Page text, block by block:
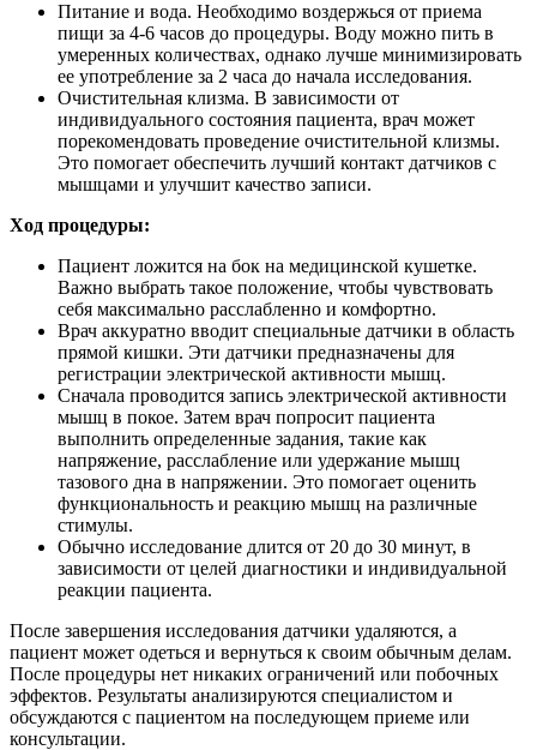
Питание и вода. Необходимо воздержься от приема
пищи за 4-6 часов до процедуры. Воду можно пить в
умеренных количествах, однако лучше минимизировать
ее употребление за 2 часа до начала исследования.
Очистительная клизма. В зависимости от
индивидуального состояния пациента, врач может
порекомендовать проведение очистительной клизмы.
Это помогает обеспечить лучший контакт датчиков с
мышцами и улучшит качество записи.
Ход процедуры:
Пациент ложится на бок на медицинской кушетке.
Важно выбрать такое положение, чтобы чувствовать
себя максимально расслабленно и комфортно.
Врач аккуратно вводит специальные датчики в область
прямой кишки. Эти датчики предназначены для
регистрации электрической активности мышц.
Сначала проводится запись электрической активности
мышц в покое. Затем врач попросит пациента
выполнить определенные задания, такие как
напряжение, расслабление или удержание мышц
тазового дна в напряжении. Это помогает оценить
функциональность и реакцию мышц на различные
стимулы.
Обычно исследование длится от 20 до 30 минут, в
зависимости от целей диагностики и индивидуальной
реакции пациента.
После завершения исследования датчики удаляются, а
пациент может одеться и вернуться к своим обычным делам.
После процедуры нет никаких ограничений или побочных
эффектов. Результаты анализируются специалистом и
обсуждаются с пациентом на последующем приеме или
консультации.